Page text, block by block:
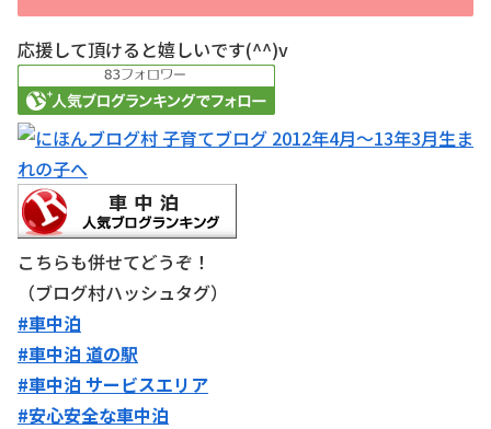
応援して頂けると嬉しいです(^^)v
こちらも併せてどうぞ！
（ブログ村ハッシュタグ）
#車中泊
#車中泊 道の駅
#車中泊 サービスエリア
#安心安全な車中泊